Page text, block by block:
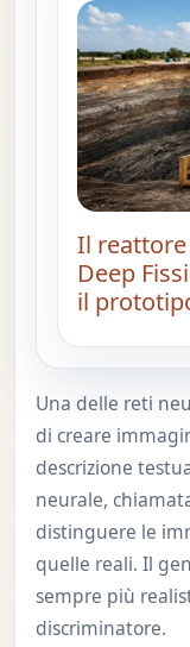
Il
Deep
il
Una delle reti
di creare
descrizione
neurale,
distinguere le
quelle reali. Il
sempre più
discriminatore.